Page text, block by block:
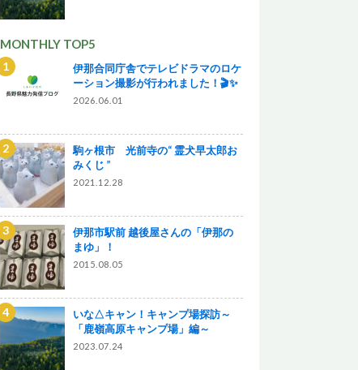
MONTHLY TOP5
伊那合同庁舎でテレビドラマのロケ
ーション撮影が行われました！🎬✨
2026.06.01
駒ヶ根市 光前寺の“ 霊犬早太郎お
みくじ ”
2021.12.28
伊那市駅前 越後屋さんの「伊那の
まゆ」！
2015.08.05
いな△キャン！キャンプ場探訪～
「鹿嶺高原キャンプ場」編～
2023.07.24